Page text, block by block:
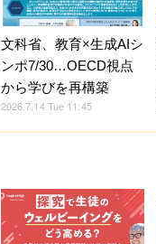
文科省、教育×生成AIシ
ンポ7/30…OECD視点
から学びを再構築
2026.7.14 Tue 11:45